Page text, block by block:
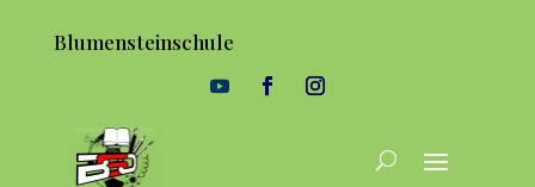
Blumensteinschule